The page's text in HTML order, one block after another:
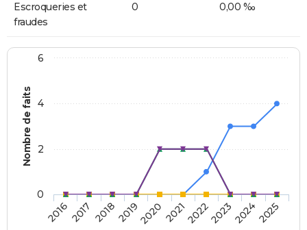
Escroqueries et
fraudes
0 0,00 ‰
Nombre de faits
20162017 20182019202020212022202320242025
0
2
4
6